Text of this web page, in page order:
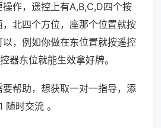
作，遥控上有A,B,C,D四个按
北四个方位，座那个位置就按
，例如你做在东位置就按遥控
器东位就能生效拿好牌。
帮助，想获取一对一指导，添
时交流 。